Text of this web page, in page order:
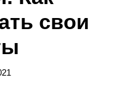
свои